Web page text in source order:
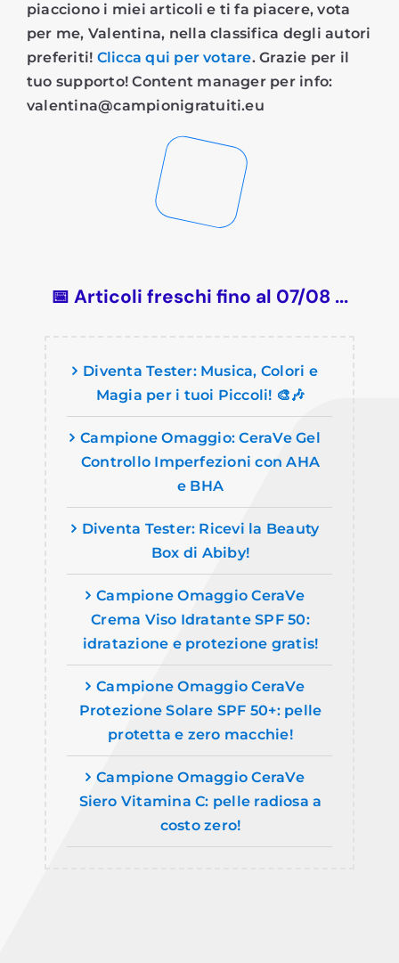
piacciono i miei articoli e ti fa piacere, vota
per me, Valentina, nella classifica degli autori
preferiti! Clicca qui per votare. Grazie per il
tuo supporto! Content manager per info:
valentina@campionigratuiti.eu
📅 Articoli freschi fino al 07/08 ...
Diventa Tester: Musica, Colori e
Magia per i tuoi Piccoli! 🎨🎶
Campione Omaggio: CeraVe Gel
Controllo Imperfezioni con AHA
e BHA
Diventa Tester: Ricevi la Beauty
Box di Abiby!
Campione Omaggio CeraVe
Crema Viso Idratante SPF 50:
idratazione e protezione gratis!
Campione Omaggio CeraVe
Protezione Solare SPF 50+: pelle
protetta e zero macchie!
Campione Omaggio CeraVe
Siero Vitamina C: pelle radiosa a
costo zero!